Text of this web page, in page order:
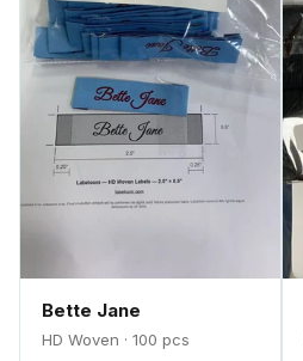
Bette Jane
HD Woven · 100 pcs